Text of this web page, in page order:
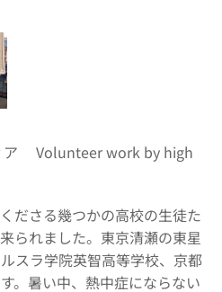
ア Volunteer work by high
ださる幾つかの高校の生徒た
られました。東京清瀬の東星
スラ学院英智高等学校、京都
。暑い中、熱中症にならない